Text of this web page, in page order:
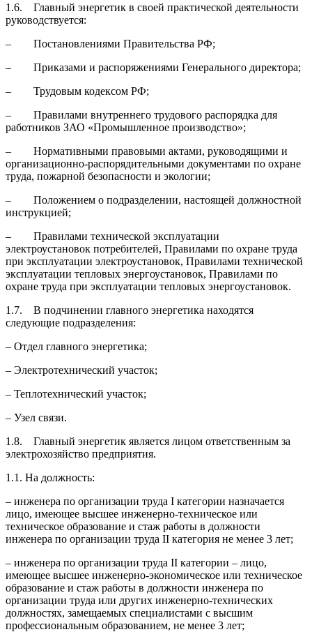
1.6. Главный энергетик в своей практической деятельности
руководствуется:
– Постановлениями Правительства РФ;
– Приказами и распоряжениями Генерального директора;
– Трудовым кодексом РФ;
– Правилами внутреннего трудового распорядка для
работников ЗАО «Промышленное производство»;
– Нормативными правовыми актами, руководящими и
организационно-распорядительными документами по охране
труда, пожарной безопасности и экологии;
– Положением о подразделении, настоящей должностной
инструкцией;
– Правилами технической эксплуатации
электроустановок потребителей, Правилами по охране труда
при эксплуатации электроустановок, Правилами технической
эксплуатации тепловых энергоустановок, Правилами по
охране труда при эксплуатации тепловых энергоустановок.
1.7. В подчинении главного энергетика находятся
следующие подразделения:
– Отдел главного энергетика;
– Электротехнический участок;
– Теплотехнический участок;
– Узел связи.
1.8. Главный энергетик является лицом ответственным за
электрохозяйство предприятия.
1.1. На должность:
– инженера по организации труда I категории назначается
лицо, имеющее высшее инженерно-техническое или
техническое образование и стаж работы в должности
инженера по организации труда II категория не менее 3 лет;
– инженера по организации труда II категории – лицо,
имеющее высшее инженерно-экономическое или техническое
образование и стаж работы в должности инженера по
организации труда или других инженерно-технических
должностях, замещаемых специалистами с высшим
профессиональным образованием, не менее 3 лет;